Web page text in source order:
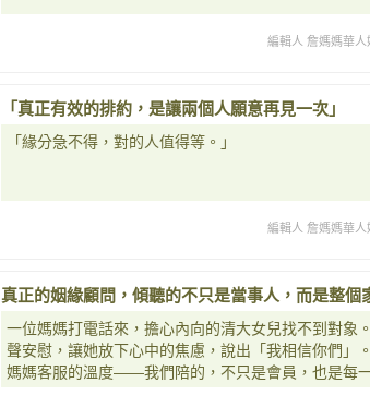
編輯人 詹媽媽華人
「真正有效的排約，是讓兩個人願意再見一次」
「緣分急不得，對的人值得等。」
編輯人 詹媽媽華人
真正的姻緣顧問，傾聽的不只是當事人，而是整個
一位媽媽打電話來，擔心內向的清大女兒找不到對象
聲安慰，讓她放下心中的焦慮，說出「我相信你們」
媽媽客服的溫度——我們陪的，不只是會員，也是每